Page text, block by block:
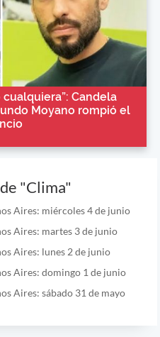
Candela
Moyano rompió el
"Clima"
Aires: miércoles 4 de junio
Aires: martes 3 de junio
Aires: lunes 2 de junio
Aires: domingo 1 de junio
Aires: sábado 31 de mayo